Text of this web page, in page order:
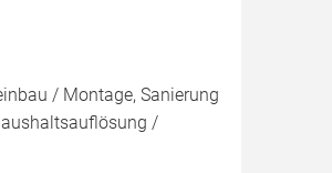
/ Montage, Sanierung
/